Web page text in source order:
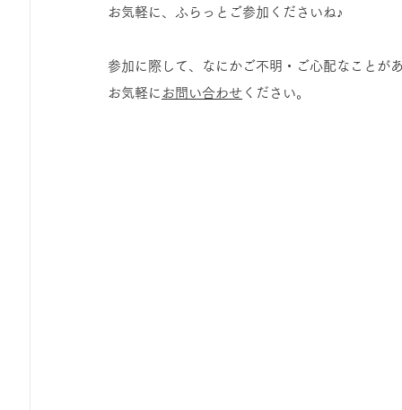
広報誌・ニュースレター 虫とり大作戦 かぷか
お気軽に、ふらっとご参加くださいね♪
参加に際して、なにかご不明・ご心配なことが
お気軽に お問い合わせ ください。